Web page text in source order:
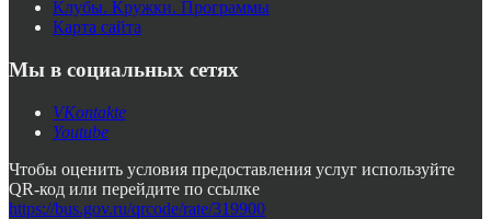
Клубы. Кружки. Программы
Карта сайта
Мы в социальных сетях
VKontakte
Youtube
Чтобы оценить условия предоставления услуг используйте
QR-код или перейдите по ссылке
https://bus.gov.ru/qrcode/rate/319900